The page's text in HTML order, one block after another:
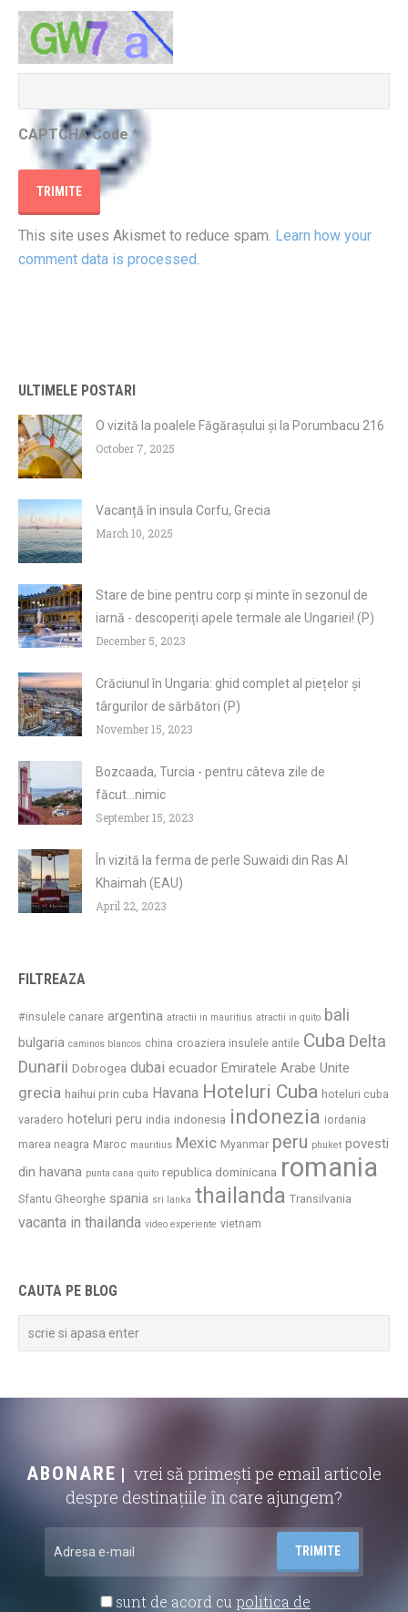
CAPTCHA Code *
This site uses Akismet to reduce spam. Learn how your
comment data is processed.
ULTIMELE POSTARI
O vizită la poalele Făgărașului și la Porumbacu 216
October 7, 2025
Vacanță în insula Corfu, Grecia
March 10, 2025
Stare de bine pentru corp și minte în sezonul de
iarnă - descoperiți apele termale ale Ungariei! (P)
December 5, 2023
Crăciunul în Ungaria: ghid complet al piețelor și
târgurilor de sărbători (P)
November 15, 2023
Bozcaada, Turcia - pentru câteva zile de
făcut...nimic
September 15, 2023
În vizită la ferma de perle Suwaidi din Ras Al
Khaimah (EAU)
April 22, 2023
FILTREAZA
#insulele canare argentina atractii in mauritius atractii in quito bali
bulgaria caminos blancos china croaziera insulele antile Cuba Delta
Dunarii Dobrogea dubai ecuador Emiratele Arabe Unite
grecia haihui prin cuba Havana Hoteluri Cuba hoteluri cuba
varadero hoteluri peru india indonesia indonezia iordania
marea neagra Maroc mauritius Mexic Myanmar peru phuket povesti
din havana punta cana quito republica dominicana romania
Sfantu Gheorghe spania sri lanka thailanda Transilvania
vacanta in thailanda video experiente vietnam
CAUTA PE BLOG
ABONARE
vrei să primești pe email articole
despre destinațiile în care ajungem?
sunt de acord cu politica de